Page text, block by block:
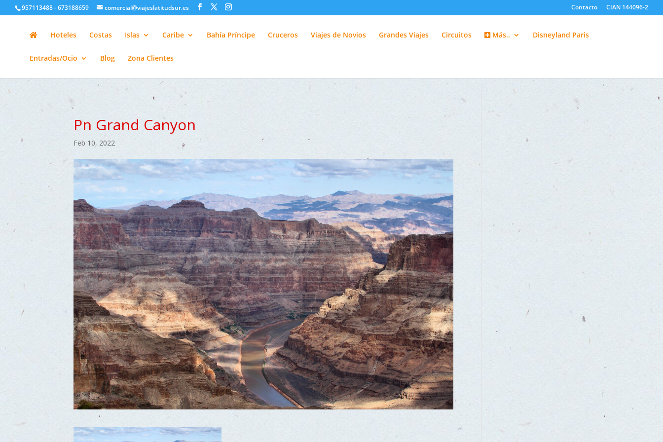
google-site-verification=H6A6AFFbXLQPnewL7da5KWjTFeKytP3gbsCfUlQl-3k
957113488 - 673188659 comercial@viajeslatitudsur.es Contacto CIAN 144096-2
Hoteles Costas Islas Caribe Bahía Príncipe Cruceros Viajes de Novios Grandes Viajes Circuitos Más.. Disneyland Paris
Entradas/Ocio Blog Zona Clientes
Pn Grand Canyon
Feb 10, 2022